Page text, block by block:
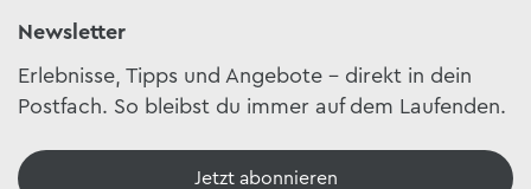
Newsletter
Erlebnisse, Tipps und Angebote – direkt in dein
Postfach. So bleibst du immer auf dem Laufenden.
Jetzt abonnieren